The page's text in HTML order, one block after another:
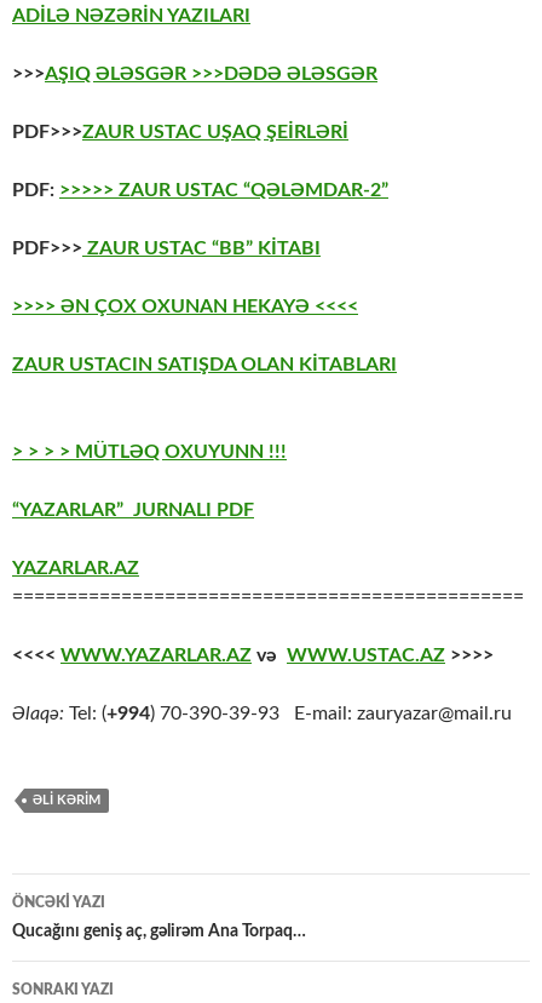
ADİLƏ NƏZƏRİN YAZILARI
>>>AŞIQ ƏLƏSGƏR >>>DƏDƏ ƏLƏSGƏR
PDF>>>ZAUR USTAC UŞAQ ŞEİRLƏRİ
PDF: >>>>> ZAUR USTAC “QƏLƏMDAR-2”
PDF>>> ZAUR USTAC “BB” KİTABI
>>>> ƏN ÇOX OXUNAN HEKAYƏ <<<<
ZAUR USTACIN SATIŞDA OLAN KİTABLARI
> > > > MÜTLƏQ OXUYUNN !!!
“YAZARLAR” JURNALI PDF
YAZARLAR.AZ
===============================================
<<<< WWW.YAZARLAR.AZ və WWW.USTAC.AZ >>>>
Əlaqə: Tel: (+994) 70-390-39-93 E-mail: zauryazar@mail.ru
ƏLİ KƏRİM
Yazılar
üzrə
naviqasiya
ÖNCƏKI YAZI
Qucağını geniş aç, gəlirəm Ana Torpaq…
SONRAKI YAZI